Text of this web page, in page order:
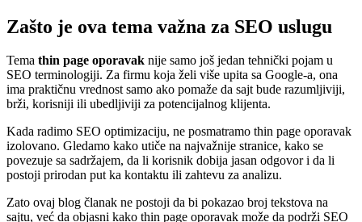
Zašto je ova tema važna za SEO uslugu
Tema thin page oporavak nije samo još jedan tehnički pojam u
SEO terminologiji. Za firmu koja želi više upita sa Google-a, ona
ima praktičnu vrednost samo ako pomaže da sajt bude razumljiviji,
brži, korisniji ili ubedljiviji za potencijalnog klijenta.
Kada radimo SEO optimizaciju, ne posmatramo thin page oporavak
izolovano. Gledamo kako utiče na najvažnije stranice, kako se
povezuje sa sadržajem, da li korisnik dobija jasan odgovor i da li
postoji prirodan put ka kontaktu ili zahtevu za analizu.
Zato ovaj blog članak ne postoji da bi pokazao broj tekstova na
sajtu, već da objasni kako thin page oporavak može da podrži SEO